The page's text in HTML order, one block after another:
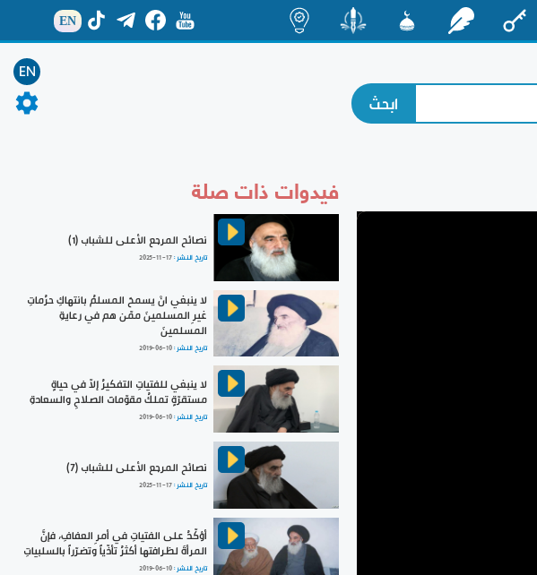
EN
EN
فيدوات ذات صلة
نصائح المرجع الأعلى للشباب (1)
تاريخ النشر :2025-11-17
لا ينبغي انْ يسمحَ المسلمُ بانتهاكِ حرُماتِ
غيرِ المسلمينَ ممّن هم في رعايةِ
المسلمينَ
تاريخ النشر :2019-06-10
لا ينبغي للفتياتِ التفكيرُ إلاّ في حياةٍ
مستقرّةٍ تملكُ مقوّماتَ الصلاحِ والسعادةِ
تاريخ النشر :2019-06-10
نصائح المرجع الأعلى للشباب (7)
تاريخ النشر :2025-11-17
أؤكّدُ على الفتياتِ في أمرِ العفافِ، فإنَّ
المرأةَ لظرافتها أكثرُ تأذّياً وتضرّراً بالسلبياتِ
تاريخ النشر :2019-06-10